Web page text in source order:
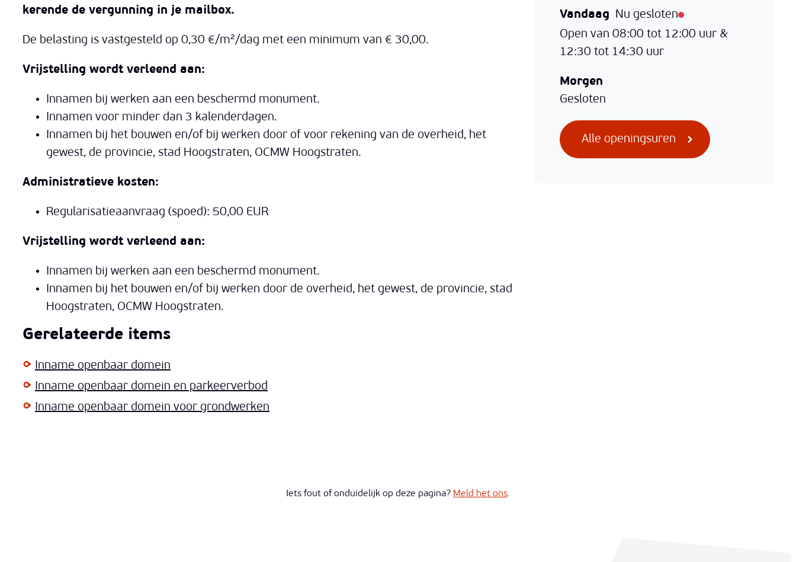
kerende de vergunning in je mailbox.
De belasting is vastgesteld op 0,30 €/m²/dag met een minimum van € 30,00.
Vrijstelling wordt verleend aan:
Innamen bij werken aan een beschermd monument.
Innamen voor minder dan 3 kalenderdagen.
Innamen bij het bouwen en/of bij werken door of voor rekening van de overheid, het
gewest, de provincie, stad Hoogstraten, OCMW Hoogstraten.
Administratieve kosten:
Regularisatieaanvraag (spoed): 50,00 EUR
Vrijstelling wordt verleend aan:
Innamen bij werken aan een beschermd monument.
Innamen bij het bouwen en/of bij werken door de overheid, het gewest, de provincie, stad
Hoogstraten, OCMW Hoogstraten.
Gerelateerde items
Inname openbaar domein
Inname openbaar domein en parkeerverbod
Inname openbaar domein voor grondwerken
Vandaag Nu gesloten
Open van 08:00 tot 12:00 uur &
12:30 tot 14:30 uur
Morgen
Gesloten
Alle openingsurenStedelijke werkplaats
Iets fout of onduidelijk op deze pagina? Meld het ons.